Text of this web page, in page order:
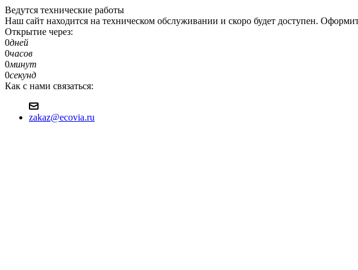
Ведутся технические работы
Наш сайт находится на техническом обслуживании и скоро будет доступен.
Открытие через:
0дней
0часов
0минут
0секунд
Как с нами связаться:
zakaz@ecovia.ru